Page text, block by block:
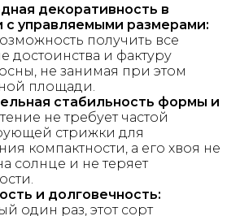
декоративность в
с управляемыми размерами:
получить все
достоинства и фактуру
не занимая при этом
площади.
стабильность формы и
не требует частой
стрижки для
компактности, а его хвоя не
солнце и не теряет
и долговечность:
один раз, этот сорт